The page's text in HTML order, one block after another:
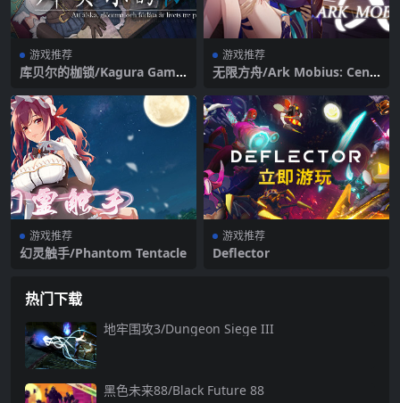
游戏推荐
库贝尔的枷锁/Kagura Game
游戏推荐
无限方舟/Ark Mobius: Cens
游戏推荐
幻灵触手/Phantom Tentacle
游戏推荐
Deflector
热门下载
地牢围攻3/Dungeon Siege III
黑色未来88/Black Future 88